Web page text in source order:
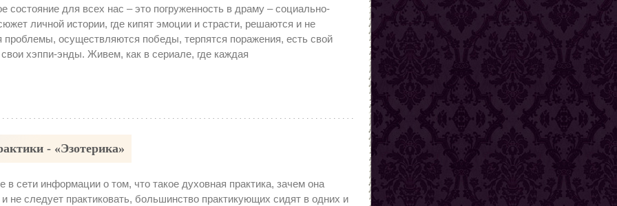
состояние для всех нас – это погруженность в драму – социально-
личной истории, где кипят эмоции и страсти, решаются и не
проблемы, осуществляются победы, терпятся поражения, есть свой
свои хэппи-энды. Живем, как в сериале, где каждая
- «Эзотерика»
в сети информации о том, что такое духовная практика, зачем она
не следует практиковать, большинство практикующих сидят в одних и